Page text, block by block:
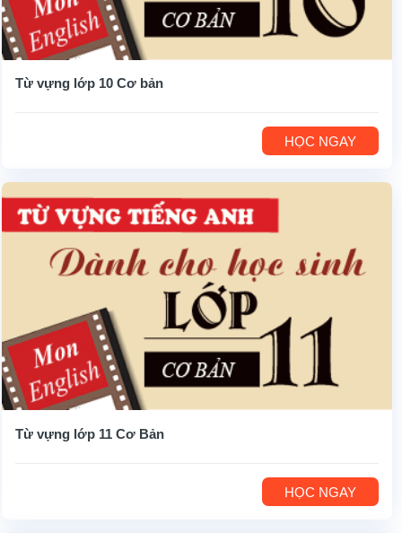
Từ vựng lớp 10 Cơ bản
HỌC NGAY
Từ vựng lớp 11 Cơ Bản
HỌC NGAY